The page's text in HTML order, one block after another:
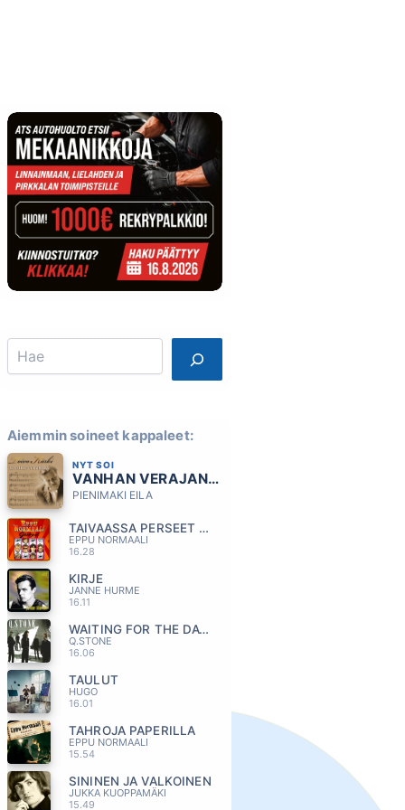
Search
Aiemmin soineet kappaleet:
NYT SOI
VANHAN VERAJAN LUONA
PIENIMAKI EILA
TAIVAASSA PERSEET TERVATAAN
EPPU NORMAALI
16.28
KIRJE
JANNE HURME
16.11
WAITING FOR THE DAWN
Q.STONE
16.06
TAULUT
HUGO
16.01
TAHROJA PAPERILLA
EPPU NORMAALI
15.54
SININEN JA VALKOINEN
JUKKA KUOPPAMÄKI
15.49